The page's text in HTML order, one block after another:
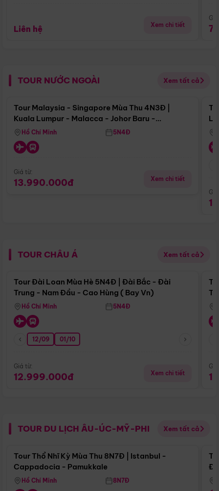
Liên hệ Xem chi tiết
TOUR NƯỚC NGOÀI Xem tất cả
Điểm nổi bật
Tour Malaysia - Singapore Mùa Thu 4N3Đ |
Kuala Lumpur - Malacca - Johor Baru -
Singapore
Hồ Chí Minh 5N4Đ
Giá từ:
13.990.000đ Xem chi tiết
TOUR CHÂU Á Xem tất cả
Điểm nổi bật
Tour Đài Loan Mùa Hè 5N4Đ | Đài Bắc - Đài
Trung - Nam Đầu - Cao Hùng ( Bay Vn)
Hồ Chí Minh 5N4Đ
12/09 01/10
Giá từ:
12.999.000đ Xem chi tiết
TOUR DU LỊCH ÂU-ÚC-MỸ-PHI Xem tất cả
Điểm nổi bật
Tour Thổ Nhĩ Kỳ Mùa Thu 8N7Đ | Istanbul -
Cappadocia - Pamukkale
Hồ Chí Minh 8N7Đ